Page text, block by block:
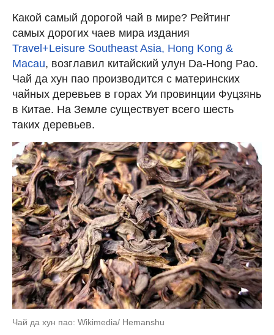
Какой самый дорогой чай в мире? Рейтинг
самых дорогих чаев мира издания
Travel+Leisure Southeast Asia, Hong Kong &
Macau, возглавил китайский улун Da-Hong Pao.
Чай да хун пао производится с материнских
чайных деревьев в горах Уи провинции Фуцзянь
в Китае. На Земле существует всего шесть
таких деревьев.
Чай да хун пао: Wikimedia/ Hemanshu